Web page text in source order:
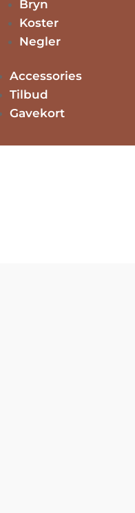
Bryn
Koster
Negler
Accessories
Tilbud
Gavekort